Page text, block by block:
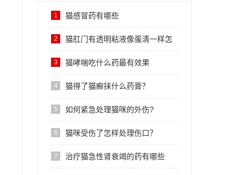
1 猫感冒药有哪些
2 猫肛门有透明粘液像蛋清一样怎
么回事
3 猫哮喘吃什么药最有效果
4 猫得了猫癣抹什么药膏？
5 如何紧急处理猫咪的外伤?
6 猫咪受伤了怎样处理伤口？
7 治疗猫急性肾衰竭的药有哪些